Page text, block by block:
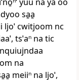
sa̱a̱
ljoˈ cwitjoom nc
tsˈaⁿ na tic
na
meiiⁿ na ljoˈ,